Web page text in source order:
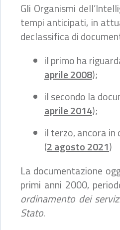
Gli Organismi
tempi anticipati, in
declassifica di
il primo ha
aprile 2008);
il secondo la
aprile 2014);
il terzo, ancora
(2 agosto 2021)
La documentazione
primi anni 2000,
ordinamento dei
Stato.